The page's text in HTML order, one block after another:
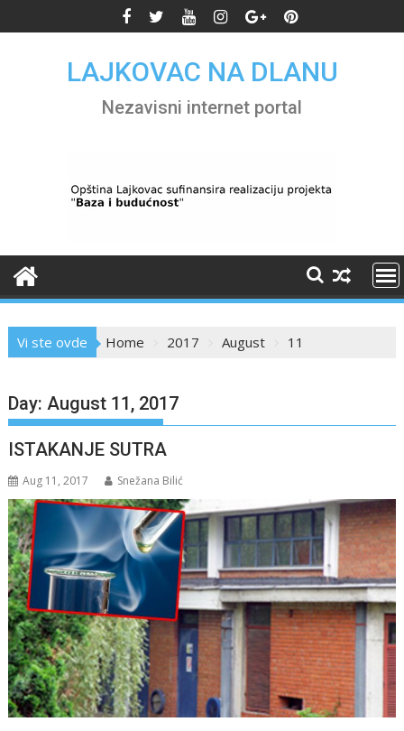
to
LAJKOVAC NA DLANU
Nezavisni internet portal
Vi ste ovde Home 2017 August 11
Day:August 11, 2017
ISTAKANJE SUTRA
Aug 11, 2017 Snežana Bilić